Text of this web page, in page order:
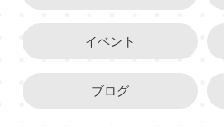
イベント
ブログ